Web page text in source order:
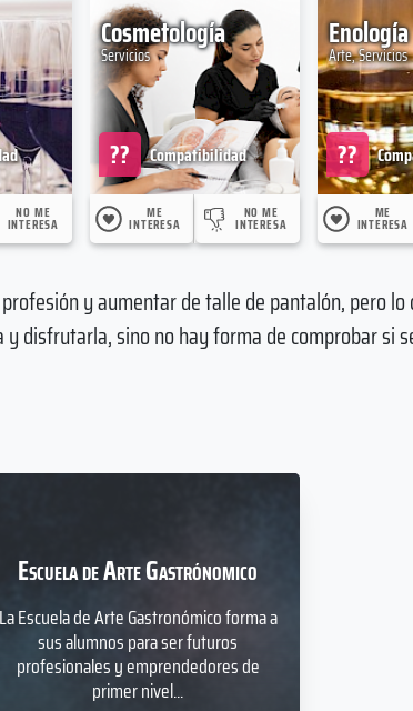
NO ME
INTERESA
Cosmetología
Servicios
Compatibilidad
??
ME
INTERESA
NO ME
INTERESA
Enología
Arte, Servicios
??
ME
INTERESA
y aumentar de talle de pantalón, pero lo
disfrutarla, sino no hay forma de comprobar si
Escuela de Arte Gastrónomico
La Escuela de Arte Gastronómico forma a
sus alumnos para ser futuros
profesionales y emprendedores de
primer nivel...